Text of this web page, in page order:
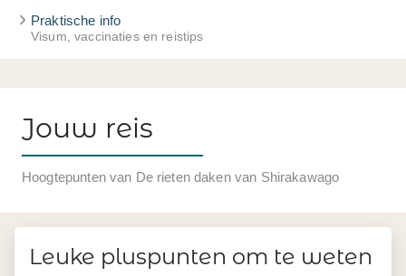
Praktische info
Visum, vaccinaties en reistips
Jouw reis
Hoogtepunten van De rieten daken van Shirakawago
Leuke pluspunten om te weten